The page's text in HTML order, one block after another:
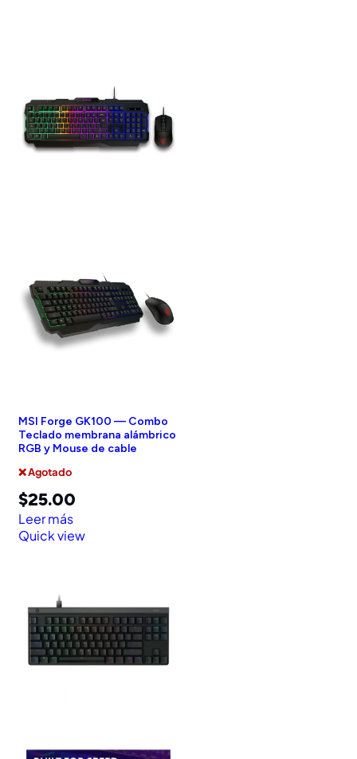
MSI Forge GK100 — Combo
Teclado membrana alámbrico
RGB y Mouse de cable
❌ Agotado
$25.00
Leer más
Quick view